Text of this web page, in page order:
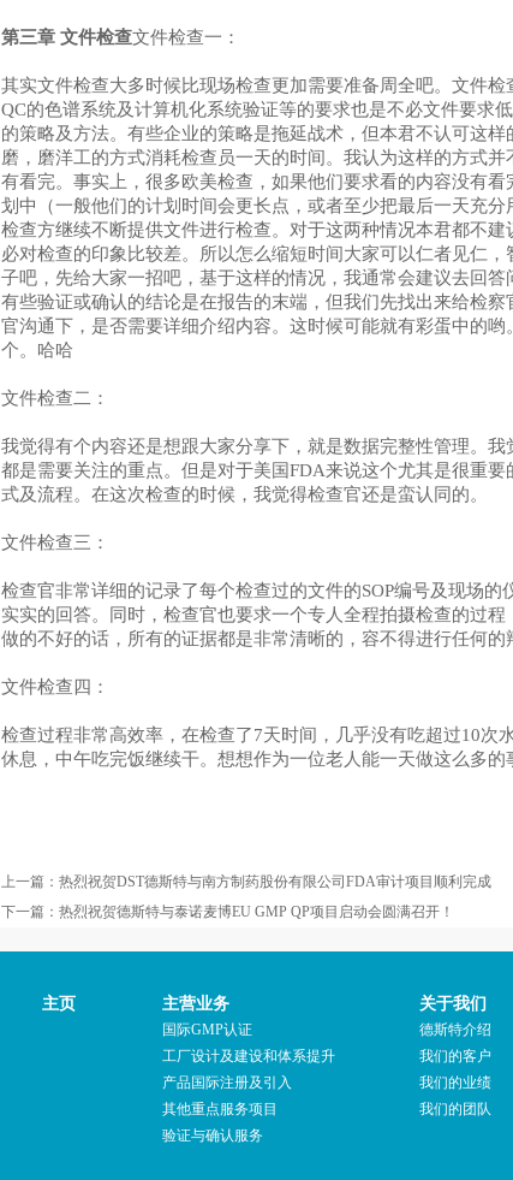
第三章 文件检查文件检查一：
其实文件检查大多时候比现场检查更加需要准备周全吧。文件
QC的色谱系统及计算机化系统验证等的要求也是不必文件要求
的策略及方法。 有些企业的策略是拖延战术，但本君不认可这
磨，磨洋工的方式消耗检查员一天的时间。我认为这样的方式
有看完。事实上，很多欧美检查，如果他们要求看的内容没有
划中（一般他们的计划时间会更长点，或者至少把最后一天充
检查方继续不断提供文件进行检查。对于这两种情况本君都不
必对检查的印象比较差。所以怎么缩短时间大家可以仁者见仁
子吧，先给大家一招吧，基于这样的情况，我通常会建议去回
有些验证或确认的结论是在报告的末端，但我们先找出来给检
官沟通下，是否需要详细介绍内容。这时候可能就有彩蛋中的
个。哈哈
文件检查二：
我觉得有个内容还是想跟大家分享下，就是数据完整性管理。
都是需要关注的重点。但是对于美国FDA来说这个尤其是很重
式及流程。在这次检查的时候，我觉得检查官还是蛮认同的。
文件检查三：
检查官非常详细的记录了每个检查过的文件的SOP编号及现场
实实的回答。同时，检查官也要求一个专人全程拍摄检查的过
做的不好的话，所有的证据都是非常清晰的，容不得进行任何的
文件检查四：
检查过程非常高效率，在检查了7天时间，几乎没有吃超过10
休息，中午吃完饭继续干。想想作为一位老人能一天做这么多
上一篇： 热烈祝贺DST德斯特与南方制药股份有限公司FDA审计项目顺利完成
下一篇： 热烈祝贺德斯特与泰诺麦博EU GMP QP项目启动会圆满召开！
主页 主营业务
国际GMP认证
工厂设计及建设和体系提升
产品国际注册及引入
其他重点服务项目
验证与确认服务
关于我们
德斯特介绍
我们的客户
我们的业绩
我们的团队